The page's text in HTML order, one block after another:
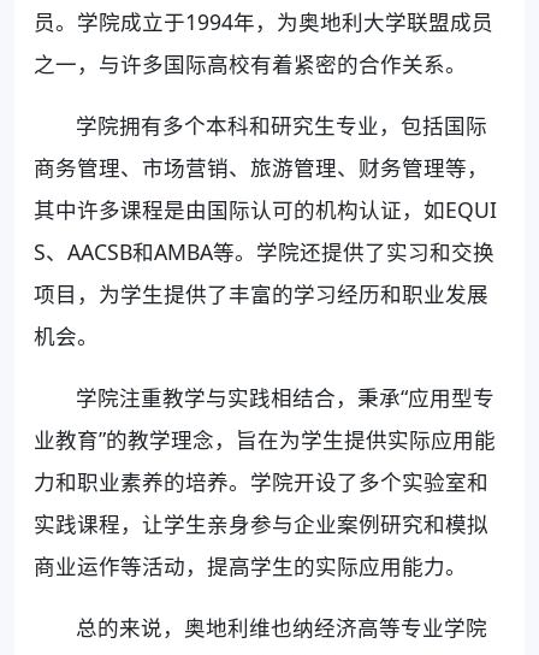
员。学院成立于1994年，为奥地利大学联盟成员
之一，与许多国际高校有着紧密的合作关系。
学院拥有多个本科和研究生专业，包括国际
商务管理、市场营销、旅游管理、财务管理等，
其中许多课程是由国际认可的机构认证，如EQUI
S、AACSB和AMBA等。学院还提供了实习和交换
项目，为学生提供了丰富的学习经历和职业发展
机会。
学院注重教学与实践相结合，秉承“应用型专
业教育”的教学理念，旨在为学生提供实际应用能
力和职业素养的培养。学院开设了多个实验室和
实践课程，让学生亲身参与企业案例研究和模拟
商业运作等活动，提高学生的实际应用能力。
总的来说，奥地利维也纳经济高等专业学院